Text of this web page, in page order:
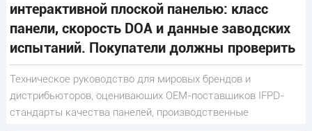
интерактивной плоской панелью: класс
панели, скорость DOA и данные заводских
испытаний. Покупатели должны проверить
Техническое руководство для мировых брендов и
дистрибьюторов, оценивающих OEM-поставщиков IFPD-
стандарты качества панелей, производственные